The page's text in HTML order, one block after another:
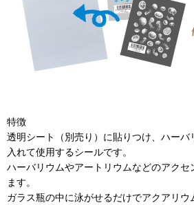
特徴
透明シート（別売り）に貼りつけ、ハーバ
入れて使用するシールです。
ハーバリウムやアートリウムなどのアクセ
ます。
ガラス瓶の中に泳がせるだけでアクアリ